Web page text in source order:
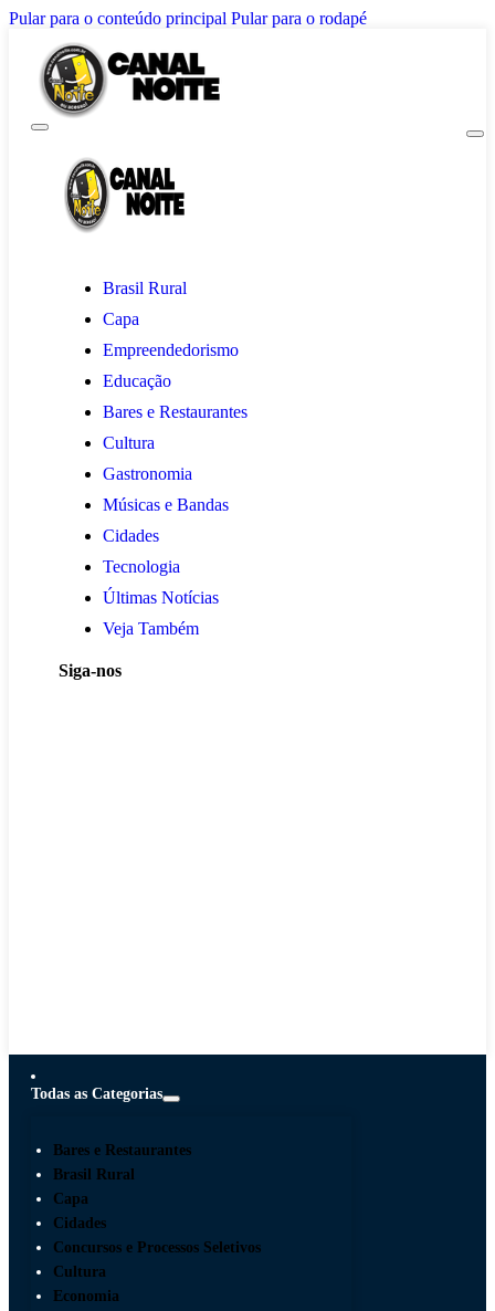
Pular para o conteúdo principal Pular para o rodapé
Brasil Rural
Capa
Empreendedorismo
Educação
Bares e Restaurantes
Cultura
Gastronomia
Músicas e Bandas
Cidades
Tecnologia
Últimas Notícias
Veja Também
Siga-nos
Todas as Categorias
Bares e Restaurantes
Brasil Rural
Capa
Cidades
Concursos e Processos Seletivos
Cultura
Economia